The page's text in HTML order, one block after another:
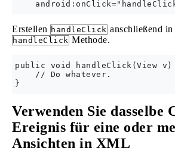
Erstellen handleClick anschließend
handleClick Methode.
public void handleClick(View v)
    // Do whatever.
Verwenden Sie dasselbe
Ereignis für eine oder
Ansichten in XML